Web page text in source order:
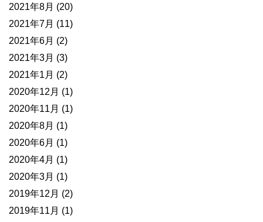
2021年8月 (20)
2021年7月 (11)
2021年6月 (2)
2021年3月 (3)
2021年1月 (2)
2020年12月 (1)
2020年11月 (1)
2020年8月 (1)
2020年6月 (1)
2020年4月 (1)
2020年3月 (1)
2019年12月 (2)
2019年11月 (1)